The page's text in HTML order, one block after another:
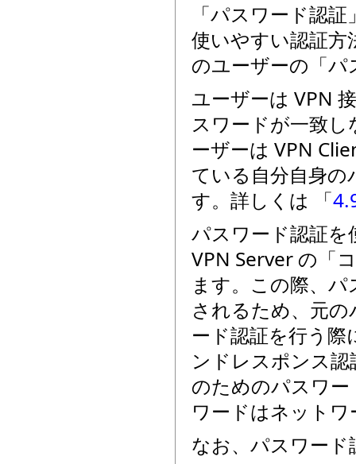
「パスワード認
使いやすい認証方
のユーザーの「
ユーザーは VPN
スワードが一致
ーザーは VPN
ている自分自身
す。詳しくは 「
パスワード認証
VPN Server の「
ます。この際、
されるため、元
ード認証を行う
ンドレスポンス
のためのパスワ
ワードはネット
なお、パスワー